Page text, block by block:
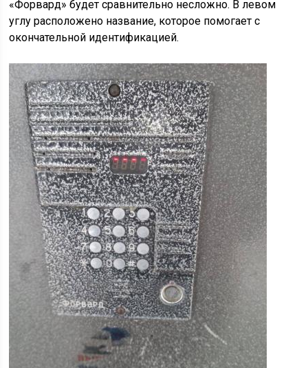
«Форвард» будет сравнительно несложно. В левом
углу расположено название, которое помогает с
окончательной идентификацией.